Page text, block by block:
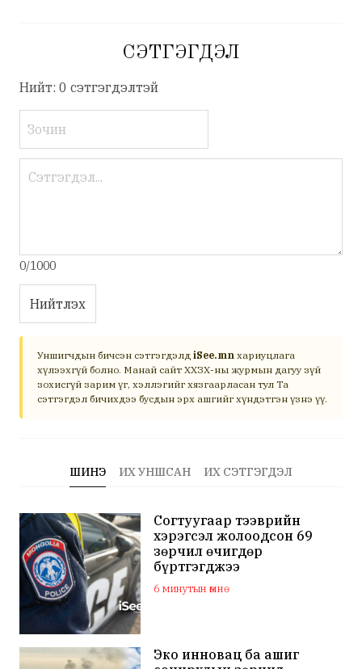
СЭТГЭГДЭЛ
Нийт: 0 сэтгэгдэлтэй
0/1000
Нийтлэх
Уншигчдын бичсэн сэтгэгдэлд iSee.mn хариуцлага
хүлээхгүй болно. Манай сайт ХХЗХ-ны журмын дагуу зүй
зохисгүй зарим үг, хэллэгийг хязгаарласан тул Та
сэтгэгдэл бичихдээ бусдын эрх ашгийг хүндэтгэн үзнэ үү.
ШИНЭ ИХ УНШСАН ИХ СЭТГЭГДЭЛ
Согтуугаар тээврийн
хэрэгсэл жолоодсон 69
зөрчил өчигдөр
бүртгэгджээ
6 минутын өмнө
Эко инновац ба ашиг